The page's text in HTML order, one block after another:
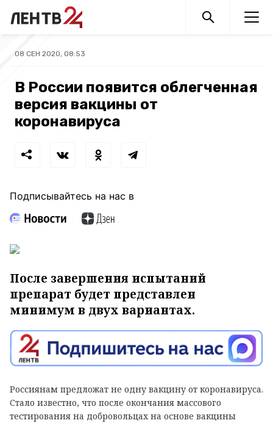
08 СЕН 2020, 08:53
В России появится облегченная
версия вакцины от
коронавируса
Подписывайтесь на нас в
После завершения испытаний
препарат будет представлен
минимум в двух вариантах.
Россиянам предложат не одну вакцину от коронавируса.
Стало известно, что после окончания массового
тестирования на добровольцах на основе вакцины